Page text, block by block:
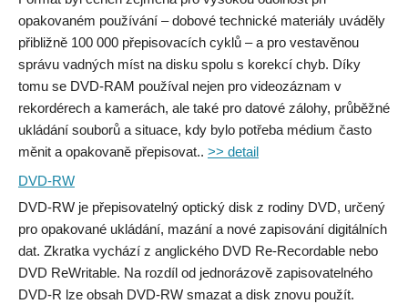
opakovaném používání – dobové technické materiály uváděly
přibližně 100 000 přepisovacích cyklů – a pro vestavěnou
správu vadných míst na disku spolu s korekcí chyb. Díky
tomu se DVD-RAM používal nejen pro videozáznam v
rekordérech a kamerách, ale také pro datové zálohy, průběžné
ukládání souborů a situace, kdy bylo potřeba médium často
měnit a opakovaně přepisovat.. >> detail
DVD-RW
DVD-RW je přepisovatelný optický disk z rodiny DVD, určený
pro opakované ukládání, mazání a nové zapisování digitálních
dat. Zkratka vychází z anglického DVD Re-Recordable nebo
DVD ReWritable. Na rozdíl od jednorázově zapisovatelného
DVD-R lze obsah DVD-RW smazat a disk znovu použít.